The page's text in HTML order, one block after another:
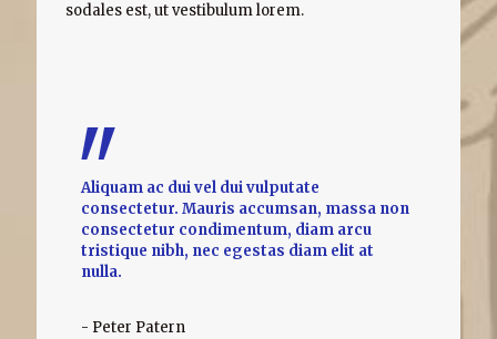
sodales est, ut vestibulum lorem.
Aliquam ac dui vel dui vulputate
consectetur. Mauris accumsan, massa non
consectetur condimentum, diam arcu
tristique nibh, nec egestas diam elit at
nulla.
- Peter Patern